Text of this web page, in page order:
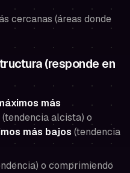
cercanas (áreas donde
(responde en
más
(tendencia alcista) o
más bajos (tendencia
o comprimiendo